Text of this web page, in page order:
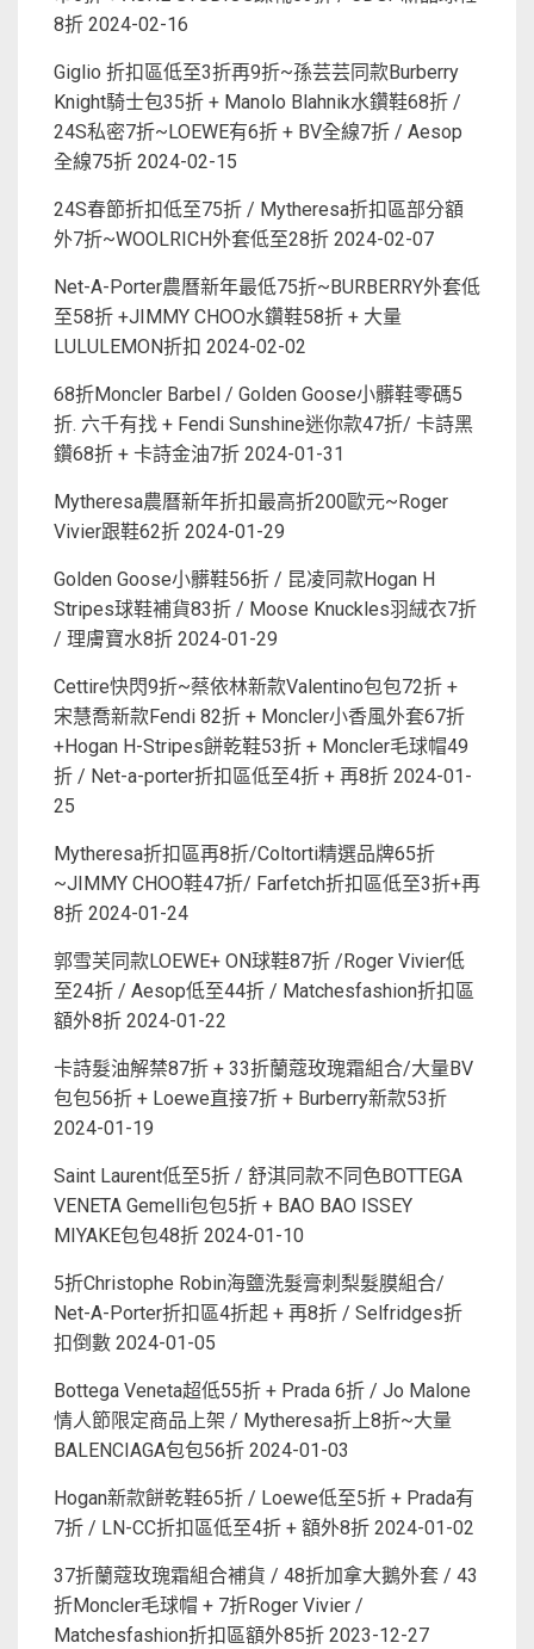
8折 2024-02-16
Giglio 折扣區低至3折再9折~孫芸芸同款Burberry
Knight騎士包35折 + Manolo Blahnik水鑽鞋68折 /
24S私密7折~LOEWE有6折 + BV全線7折 / Aesop
全線75折 2024-02-15
24S春節折扣低至75折 / Mytheresa折扣區部分額
外7折~WOOLRICH外套低至28折 2024-02-07
Net-A-Porter農曆新年最低75折~BURBERRY外套低
至58折 +JIMMY CHOO水鑽鞋58折 + 大量
LULULEMON折扣 2024-02-02
68折Moncler Barbel / Golden Goose小髒鞋零碼5
折. 六千有找 + Fendi Sunshine迷你款47折/ 卡詩黑
鑽68折 + 卡詩金油7折 2024-01-31
Mytheresa農曆新年折扣最高折200歐元~Roger
Vivier跟鞋62折 2024-01-29
Golden Goose小髒鞋56折 / 昆凌同款Hogan H
Stripes球鞋補貨83折 / Moose Knuckles羽絨衣7折
/ 理膚寶水8折 2024-01-29
Cettire快閃9折~蔡依林新款Valentino包包72折 +
宋慧喬新款Fendi 82折 + Moncler小香風外套67折
+Hogan H-Stripes餅乾鞋53折 + Moncler毛球帽49
折 / Net-a-porter折扣區低至4折 + 再8折 2024-01-
25
Mytheresa折扣區再8折/Coltorti精選品牌65折
~JIMMY CHOO鞋47折/ Farfetch折扣區低至3折+再
8折 2024-01-24
郭雪芙同款LOEWE+ ON球鞋87折 /Roger Vivier低
至24折 / Aesop低至44折 / Matchesfashion折扣區
額外8折 2024-01-22
卡詩髮油解禁87折 + 33折蘭蔻玫瑰霜組合/大量BV
包包56折 + Loewe直接7折 + Burberry新款53折
2024-01-19
Saint Laurent低至5折 / 舒淇同款不同色BOTTEGA
VENETA Gemelli包包5折 + BAO BAO ISSEY
MIYAKE包包48折 2024-01-10
5折Christophe Robin海鹽洗髮膏刺梨髮膜組合/
Net-A-Porter折扣區4折起 + 再8折 / Selfridges折
扣倒數 2024-01-05
Bottega Veneta超低55折 + Prada 6折 / Jo Malone
情人節限定商品上架 / Mytheresa折上8折~大量
BALENCIAGA包包56折 2024-01-03
Hogan新款餅乾鞋65折 / Loewe低至5折 + Prada有
7折 / LN-CC折扣區低至4折 + 額外8折 2024-01-02
37折蘭蔻玫瑰霜組合補貨 / 48折加拿大鵝外套 / 43
折Moncler毛球帽 + 7折Roger Vivier /
Matchesfashion折扣區額外85折 2023-12-27